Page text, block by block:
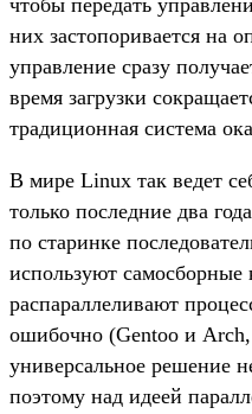
чтобы передать
них застопоривается на
управление сразу
время загрузки
традиционная система
В мире Linux так ведет
только последние два
по старинке
используют самосборные
распараллеливают
ошибочно (Gentoo и
универсальное решение
поэтому над идеей